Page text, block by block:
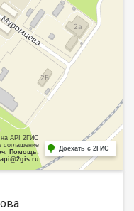
на API 2ГИС
соглашение
Помощь:
api@2gis.ru
Доехать с 2ГИС